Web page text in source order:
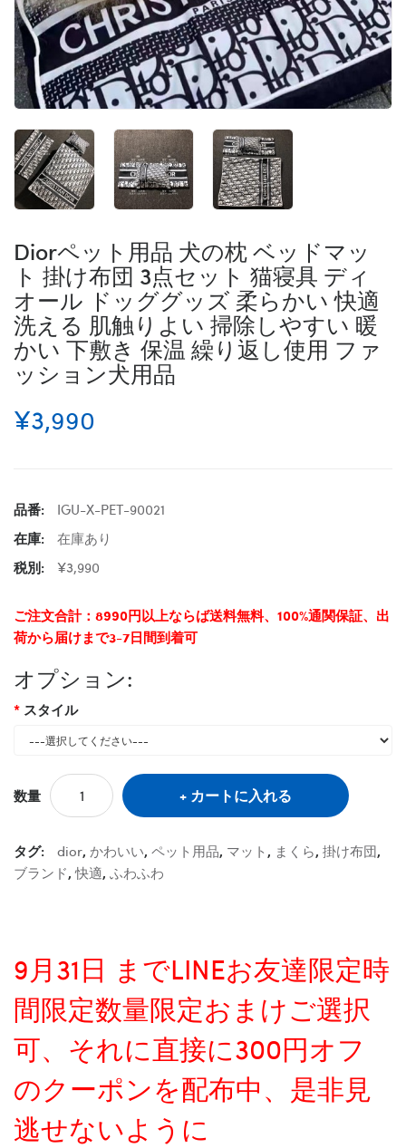
Diorペット用品 犬の枕 ベッドマッ
ト 掛け布団 3点セット 猫寝具 ディ
オール ドッググッズ 柔らかい 快適
洗える 肌触りよい 掃除しやすい 暖
かい 下敷き 保温 繰り返し使用 ファ
ッション犬用品
¥3,990
品番:
IGU-X-PET-90021
在庫:
在庫あり
税別:
¥3,990
ご注文合計：8990円以上ならば送料無料、100%通関保証、出
荷から届けまで3-7日間到着可
オプション:
スタイル
数量 カートに入れる
タグ: dior, かわいい, ペット用品, マット , まくら, 掛け布団,
ブランド,快適, ふわふわ
9月31日 までLINEお友達限定時
間限定数量限定おまけご選択
可、それに直接に300円オフ
のクーポンを配布中、是非見
逃せないように